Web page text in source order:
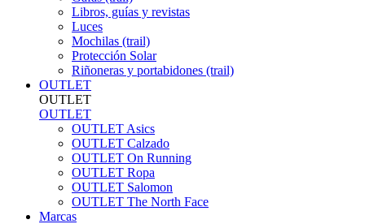
Libros, guías y revistas
Luces
Mochilas (trail)
Protección Solar
Riñoneras y portabidones (trail)
OUTLET
OUTLET
OUTLET
OUTLET Asics
OUTLET Calzado
OUTLET On Running
OUTLET Ropa
OUTLET Salomon
OUTLET The North Face
Marcas